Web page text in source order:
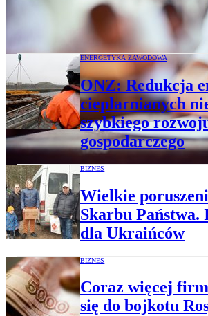
17. edycja Akademii
zaprasza
ENERGETYKA ZAWODOWA
ONZ: Redukcja
cieplarnianych
szybkiego
gospodarczego
BIZNES
Wielkie
Skarbu
dla Ukraińców
BIZNES
Coraz więcej
się do bojkotu